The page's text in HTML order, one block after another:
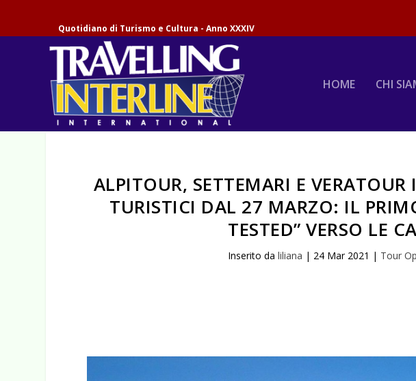
Quotidiano di Turismo e Cultura - Anno XXXIV
HOME CHI
ALPITOUR, SETTEMARI E
TURISTICI DAL 27 MARZO: IL
TESTED” VERSO LE
Inserito da liliana | 24 Mar 2021 | Tour